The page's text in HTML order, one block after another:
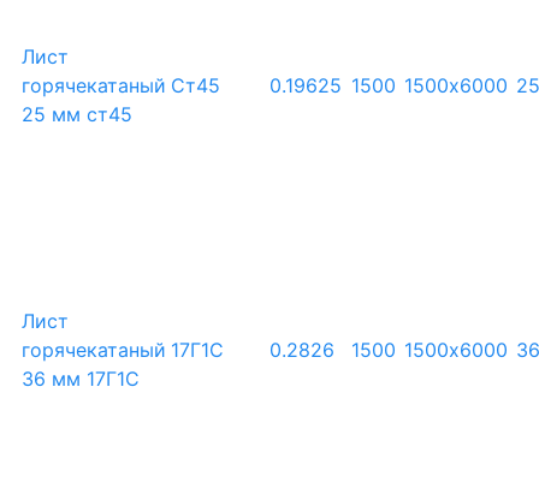
Лист
горячекатаный
25 мм ст45
Ст45 0.19625 1500 1500х6000 25
Лист
горячекатаный
36 мм 17Г1С
17Г1С 0.2826 1500 1500х6000 36